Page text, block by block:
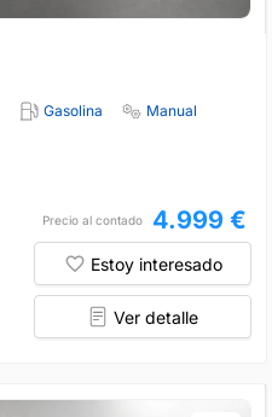
Gasolina
Manual
Precio al contado 4.999 €
Estoy interesado
Ver detalle